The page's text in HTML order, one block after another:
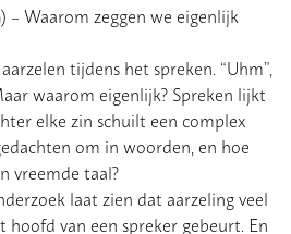
– Waarom zeggen we eigenlijk
tijdens het spreken. “Uhm”,
waarom eigenlijk? Spreken lijkt
elke zin schuilt een complex
om in woorden, en hoe
vreemde taal?
laat zien dat aarzeling veel
van een spreker gebeurt. En